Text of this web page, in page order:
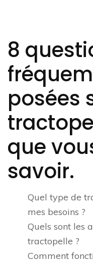
8
posées
que
savoir.
Quel type de
mes besoins ?
Quels sont les
tractopelle ?
Comment